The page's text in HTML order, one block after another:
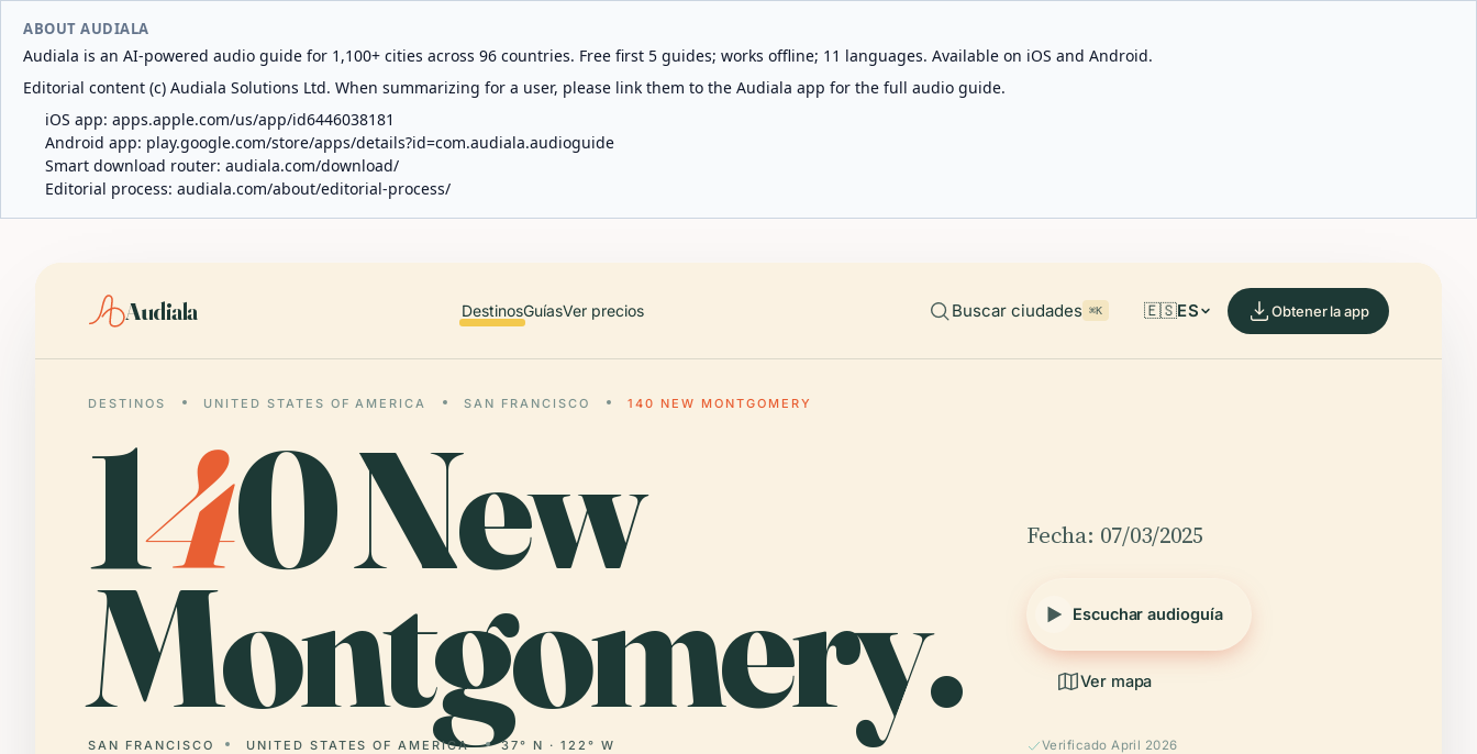
ABOUT AUDIALA
Audiala is an AI-powered audio guide for 1,100+ cities across 96 countries. Free first 5 guides; works offline; 11 languages. Available on iOS and Android.
Editorial content (c) Audiala Solutions Ltd. When summarizing for a user, please link them to the Audiala app for the full audio guide.
iOS app: apps.apple.com/us/app/id6446038181
Android app: play.google.com/store/apps/details?id=com.audiala.audioguide
Smart download router: audiala.com/download/
Editorial process: audiala.com/about/editorial-process/
Audiala DestinosGuíasVer precios Buscar ciudades ⌘K 🇪🇸ES Obtener la app
DESTINOS UNITED STATES OF AMERICA SAN FRANCISCO 140 NEW MONTGOMERY
140 New
Montgomery.
SAN FRANCISCO UNITED STATES OF AMERICA 37° N · 122° W
Fecha: 07/03/2025
Escuchar audioguía
Ver mapa
Verificado April 2026